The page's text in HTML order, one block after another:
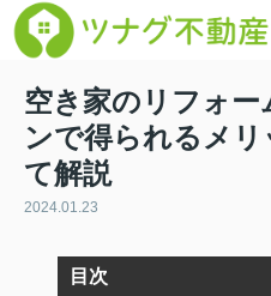
空き家のリフォー
ンで得られるメ
て解説
2024.01.23
目次